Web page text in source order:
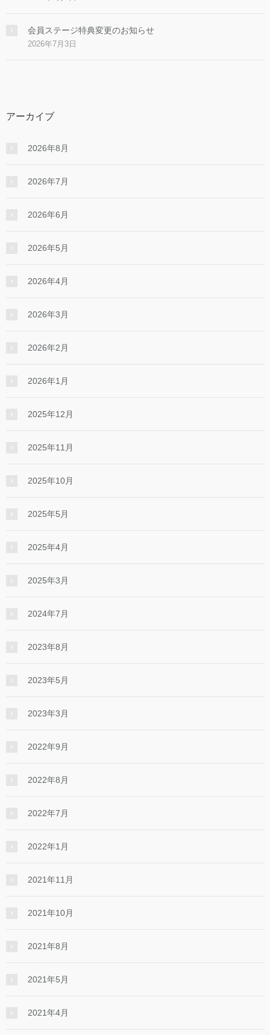
会員ステージ特典変更のお知らせ
2026年7月3日
アーカイブ
2026年8月
2026年7月
2026年6月
2026年5月
2026年4月
2026年3月
2026年2月
2026年1月
2025年12月
2025年11月
2025年10月
2025年5月
2025年4月
2025年3月
2024年7月
2023年8月
2023年5月
2023年3月
2022年9月
2022年8月
2022年7月
2022年1月
2021年11月
2021年10月
2021年8月
2021年5月
2021年4月